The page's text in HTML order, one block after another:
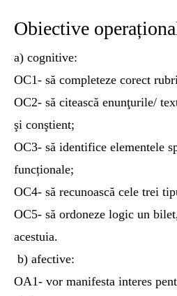
Obiective
a) cognitive:
OC1- să completeze corect
OC2- să citească enunţurile/
şi conştient;
OC3- să identifice elementele
funcționale;
OC4- să recunoască cele trei
OC5- să ordoneze logic un
acestuia.
b) afective:
OA1- vor manifesta interes